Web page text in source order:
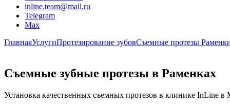
inline.team@mail.ru
Telegram
Max
ГлавнаяУслугиПротезирование зубовСъемные протезы
Съемные зубные протезы в Раменках
Установка качественных съемных протезов в клинике InLine в